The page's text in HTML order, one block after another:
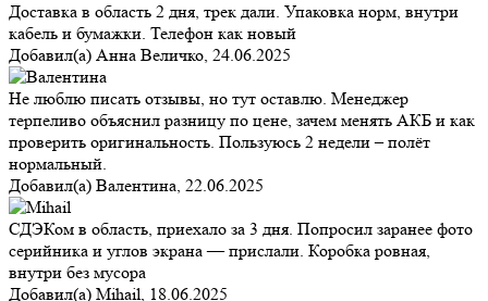
Доставка в область 2 дня, трек дали. Упаковка норм, внутри
кабель и бумажки. Телефон как новый
Добавил(а) Анна Величко, 24.06.2025
Не люблю писать отзывы, но тут оставлю. Менеджер
терпеливо объяснил разницу по цене, зачем менять АКБ и как
проверить оригинальность. Пользуюсь 2 недели – полёт
нормальный.
Добавил(а) Валентина, 22.06.2025
СДЭКом в область, приехало за 3 дня. Попросил заранее фото
серийника и углов экрана — прислали. Коробка ровная,
внутри без мусора
Добавил(а) Mihail, 18.06.2025